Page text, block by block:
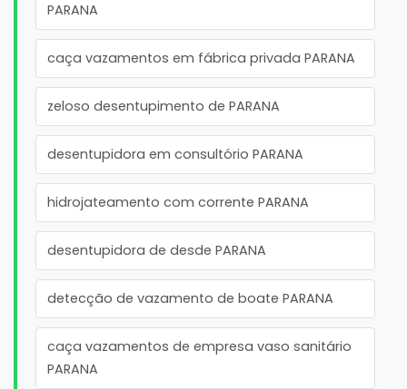
PARANA
caça vazamentos em fábrica privada PARANA
zeloso desentupimento de PARANA
desentupidora em consultório PARANA
hidrojateamento com corrente PARANA
desentupidora de desde PARANA
detecção de vazamento de boate PARANA
caça vazamentos de empresa vaso sanitário
PARANA